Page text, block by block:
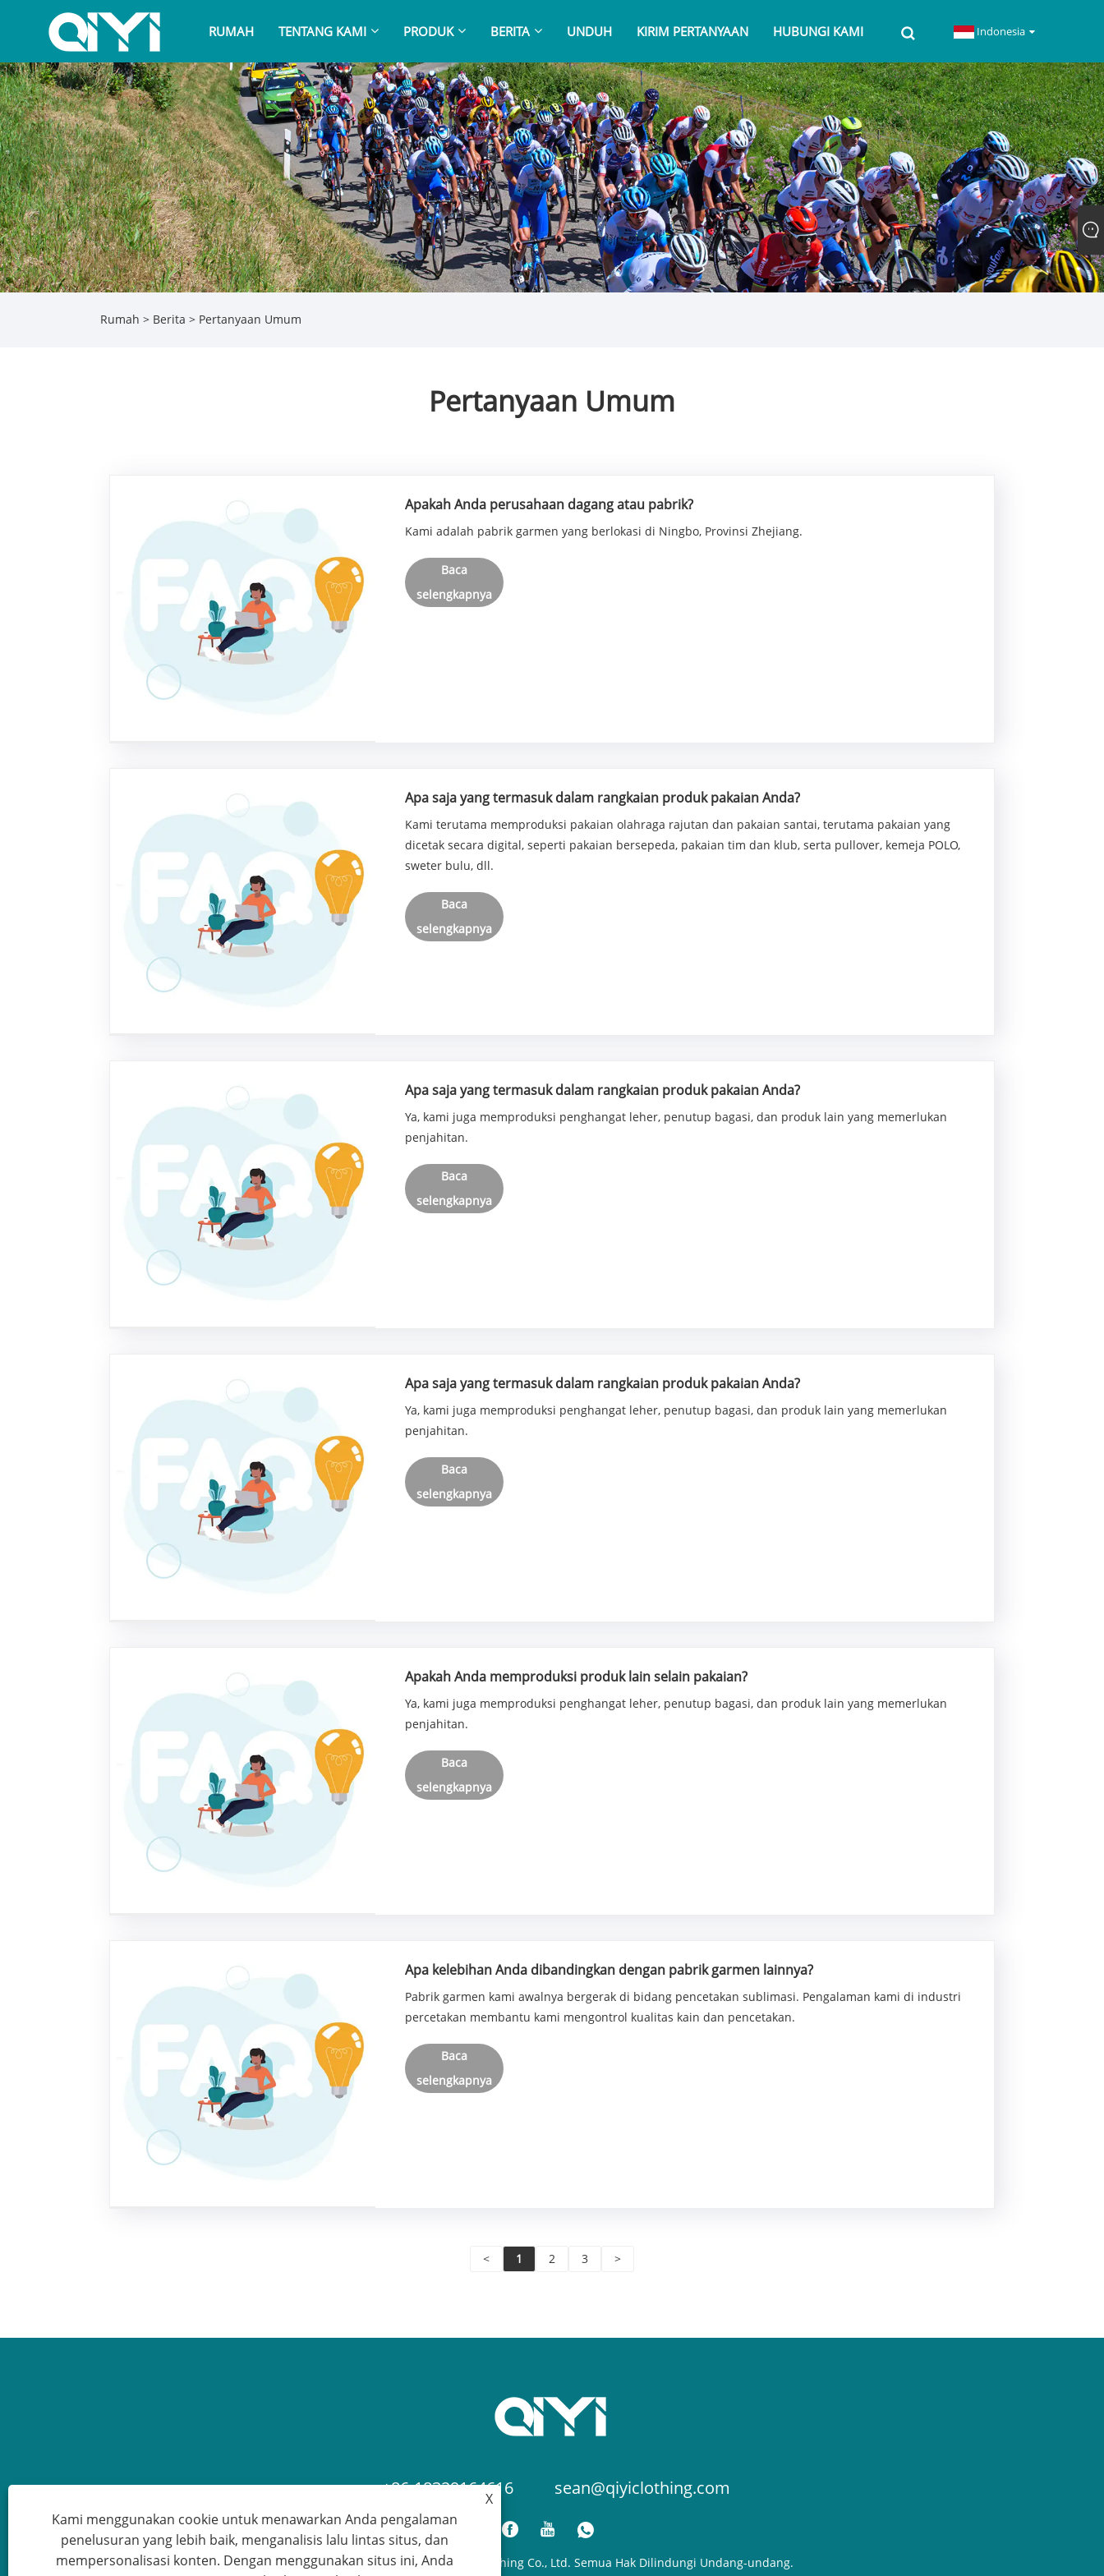
RUMAH TENTANG KAMI PRODUK BERITA UNDUH KIRIM PERTANYAAN HUBUNGI KAMI Indonesia
Rumah > Berita > Pertanyaan Umum
Pertanyaan Umum
Apakah Anda perusahaan dagang atau pabrik?
Kami adalah pabrik garmen yang berlokasi di Ningbo, Provinsi Zhejiang.
Baca
selengkapnya
Apa saja yang termasuk dalam rangkaian produk pakaian Anda?
Kami terutama memproduksi pakaian olahraga rajutan dan pakaian santai, terutama pakaian yang
dicetak secara digital, seperti pakaian bersepeda, pakaian tim dan klub, serta pullover, kemeja POLO,
sweter bulu, dll.
Baca
selengkapnya
Apa saja yang termasuk dalam rangkaian produk pakaian Anda?
Ya, kami juga memproduksi penghangat leher, penutup bagasi, dan produk lain yang memerlukan
penjahitan.
Baca
selengkapnya
Apa saja yang termasuk dalam rangkaian produk pakaian Anda?
Ya, kami juga memproduksi penghangat leher, penutup bagasi, dan produk lain yang memerlukan
penjahitan.
Baca
selengkapnya
Apakah Anda memproduksi produk lain selain pakaian?
Ya, kami juga memproduksi penghangat leher, penutup bagasi, dan produk lain yang memerlukan
penjahitan.
Baca
selengkapnya
Apa kelebihan Anda dibandingkan dengan pabrik garmen lainnya?
Pabrik garmen kami awalnya bergerak di bidang pencetakan sublimasi. Pengalaman kami di industri
percetakan membantu kami mengontrol kualitas kain dan pencetakan.
Baca
selengkapnya
< 1 2 3 >
+86-18329164616 sean@qiyiclothing.com
Hak Cipta © 2024 Ningbo QIYI Clothing Co., Ltd. Semua Hak Dilindungi Undang-undang.
X
Kami menggunakan cookie untuk menawarkan Anda pengalaman
penelusuran yang lebih baik, menganalisis lalu lintas situs, dan
mempersonalisasi konten. Dengan menggunakan situs ini, Anda